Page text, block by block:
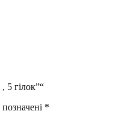
5 гілок”“
*